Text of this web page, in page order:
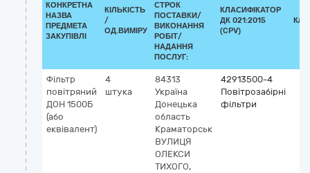
КОНКРЕТНА
НАЗВА
ПРЕДМЕТА
ЗАКУПІВЛІ
КІЛЬКІСТЬ
/
ОД.ВИМІРУ
СТРОК
ПОСТАВКИ/
ВИКОНАННЯ
РОБІТ/
НАДАННЯ
ПОСЛУГ:
КЛАСИФІКАТОР
ДК 021:2015
(CPV)
Фільтр
повітряний
ДОН 1500Б
(або
еквівалент)
4
штука
84313
Україна
Донецька
область
Краматорськ
ВУЛИЦЯ
ОЛЕКСИ
ТИХОГО,
42913500-4
Повітрозабірні
фільтри